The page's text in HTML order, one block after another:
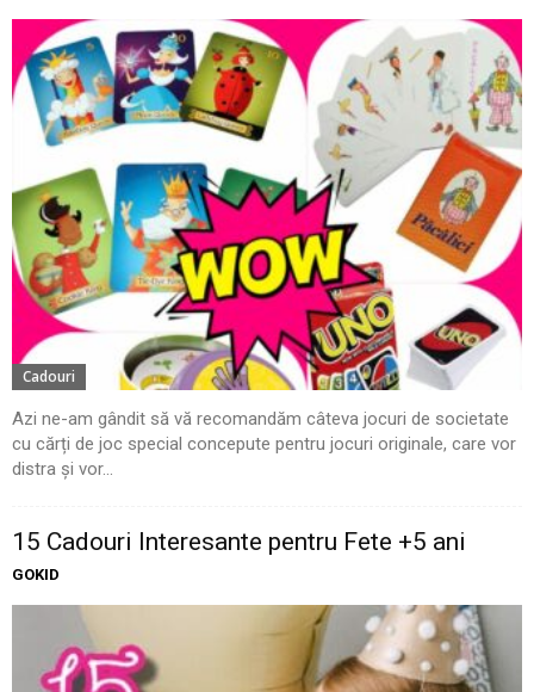
Cadouri
Azi ne-am gândit să vă recomandăm câteva jocuri de societate
cu cărți de joc special concepute pentru jocuri originale, care vor
distra și vor...
15 Cadouri Interesante pentru Fete +5 ani
GOKID